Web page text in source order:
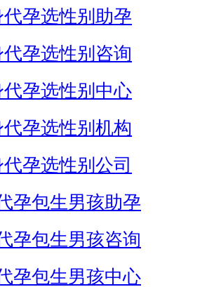
孕选性别助孕
孕选性别咨询
代孕选性别中心
孕选性别机构
孕选性别公司
孕包生男孩助孕
孕包生男孩咨询
孕包生男孩中心